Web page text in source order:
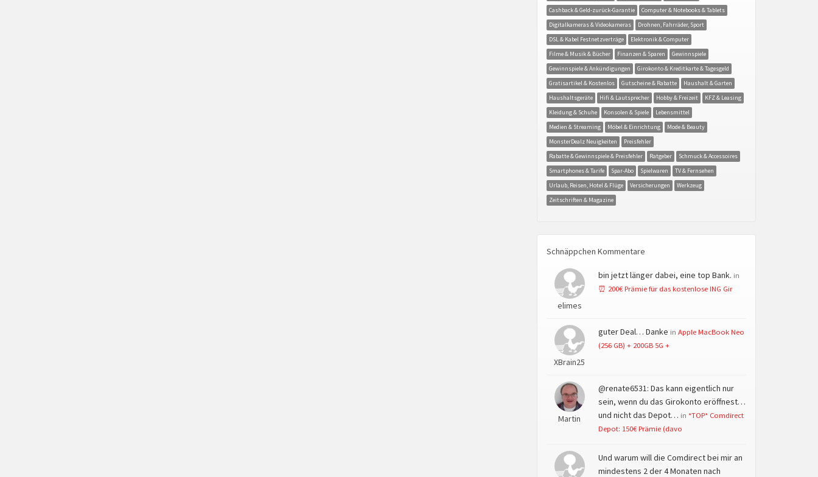
Cashback & Geld-zurück-Garantie
Computer & Notebooks & Tablets
Digitalkameras & Videokameras
Drohnen, Fahrräder, Sport
DSL & Kabel Festnetzverträge
Elektronik & Computer
Filme & Musik & Bücher
Finanzen & Sparen
Gewinnspiele
Gewinnspiele & Ankündigungen
Girokonto & Kreditkarte & Tagesgeld
Gratisartikel & Kostenlos
Gutscheine & Rabatte
Haushalt & Garten
Haushaltsgeräte
Hifi & Lautsprecher Hobby & Freizeit
KFZ & Leasing
Kleidung & Schuhe
Konsolen & Spiele
Lebensmittel
Medien & Streaming
Möbel & Einrichtung
Mode & Beauty
MonsterDealz Neuigkeiten
Preisfehler
Rabatte & Gewinnspiele & Preisfehler
Ratgeber
Schmuck & Accessoires
Smartphones & Tarife
Spar-Abo Spielwaren
TV & Fernsehen
Urlaub, Reisen, Hotel & Flüge
Versicherungen
Werkzeug
Zeitschriften & Magazine
Schnäppchen Kommentare
elimes
bin jetzt länger dabei, eine top Bank. in
⏰ 200€ Prämie für das kostenlose ING Gir
XBrain25
guter Deal… Danke in Apple MacBook Neo
(256 GB) + 200GB 5G +
Martin
@renate6531: Das kann eigentlich nur
sein, wenn du das Girokonto eröffnest…
und nicht das Depot… in *TOP* Comdirect
Depot: 150€ Prämie (davo
Und warum will die Comdirect bei mir an
mindestens 2 der 4 Monaten nach